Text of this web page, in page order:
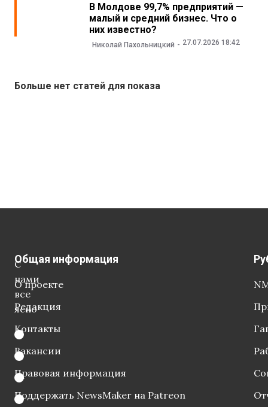
В Молдове 99,7% предприятий —
малый и средний бизнес. Что о
них известно?
Николай Пахольницкий 27.07.2026 18:42
Больше нет статей для показа
С
нами
все
ясно
Общая информация
О проекте
Редакция
Контакты
Вакансии
Правовая информация
Поддержать NewsMaker на Patreon